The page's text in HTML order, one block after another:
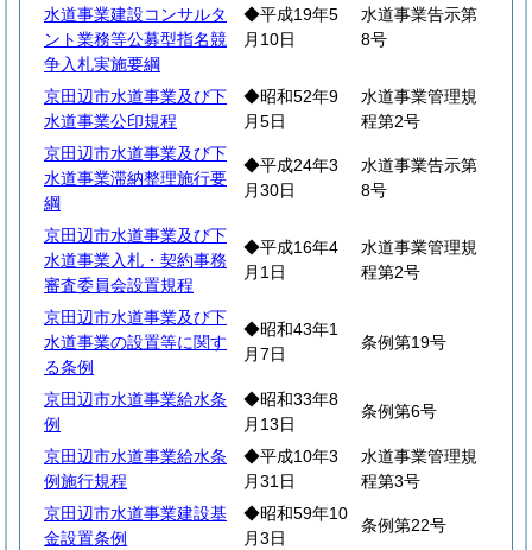
水道事業建設コンサルタ
ント業務等公募型指名競
争入札実施要綱
◆平成19年5
月10日
水道事業告示第
8号
京田辺市水道事業及び下
水道事業公印規程
◆昭和52年9
月5日
水道事業管理規
程第2号
京田辺市水道事業及び下
水道事業滞納整理施行要
綱
◆平成24年3
月30日
水道事業告示第
8号
京田辺市水道事業及び下
水道事業入札・契約事務
審査委員会設置規程
◆平成16年4
月1日
水道事業管理規
程第2号
京田辺市水道事業及び下
水道事業の設置等に関す
る条例
◆昭和43年1
月7日
条例第19号
京田辺市水道事業給水条
例
◆昭和33年8
月13日
条例第6号
京田辺市水道事業給水条
例施行規程
◆平成10年3
月31日
水道事業管理規
程第3号
京田辺市水道事業建設基
金設置条例
◆昭和59年10
月3日
条例第22号